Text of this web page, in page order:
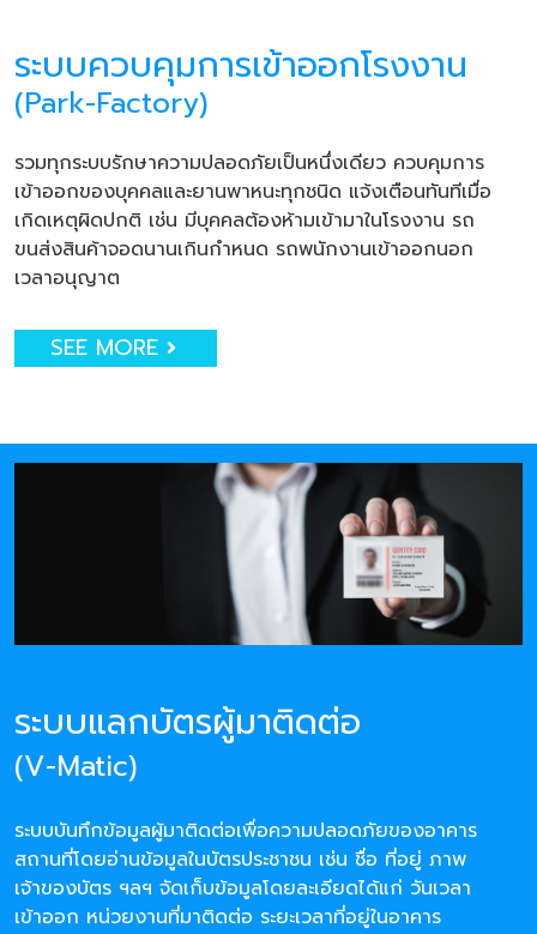
ระบบควบคุมการเข้าออกโรงงาน
(Park-Factory)
รวมทุกระบบรักษาความปลอดภัยเป็นหนึ่งเดียว ควบคุมการ
เข้าออกของบุคคลและยานพาหนะทุกชนิด แจ้งเตือนทันทีเมื่อ
เกิดเหตุผิดปกติ เช่น มีบุคคลต้องห้ามเข้ามาในโรงงาน รถ
ขนส่งสินค้าจอดนานเกินกำหนด รถพนักงานเข้าออกนอก
เวลาอนุญาต
SEE MORE
ระบบแลกบัตรผู้มาติดต่อ
(V-Matic)
ระบบบันทึกข้อมูลผู้มาติดต่อเพื่อความปลอดภัยของอาคาร
สถานที่โดยอ่านข้อมูลในบัตรประชาชน เช่น ชื่อ ที่อยู่ ภาพ
เจ้าของบัตร ฯลฯ จัดเก็บข้อมูลโดยละเอียดได้แก่ วันเวลา
เข้าออก หน่วยงานที่มาติดต่อ ระยะเวลาที่อยู่ในอาคาร